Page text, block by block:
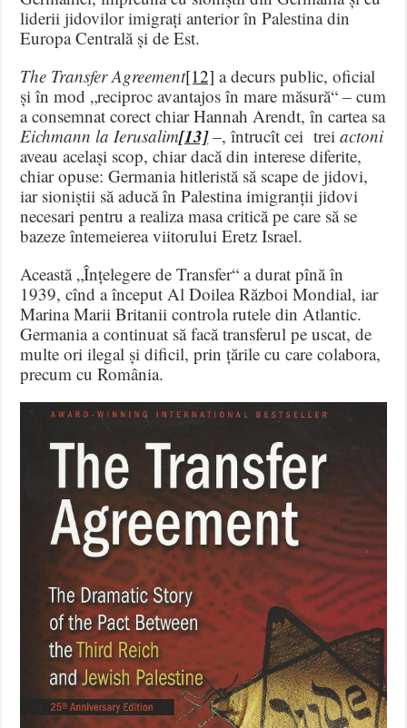
liderii jidovilor imigrați anterior în Palestina din
Europa Centrală și de Est.
The Transfer Agreement[12] a decurs public, oficial
și în mod „reciproc avantajos în mare măsură“ – cum
a consemnat corect chiar Hannah Arendt, în cartea sa
Eichmann la Ierusalim[13]–, întrucît cei treiactoni
aveau același scop, chiar dacă din interese diferite,
chiar opuse: Germania hitleristă să scape de jidovi,
iar sioniștii să aducă în Palestina imigranții jidovi
necesari pentru a realiza masa critică pe care să se
bazeze întemeierea viitorului Eretz Israel.
Această „Înțelegere de Transfer“ a durat pînă în
1939, cînd a început Al Doilea Război Mondial, iar
Marina Marii Britanii controla rutele din Atlantic.
Germania a continuat să facă transferul pe uscat, de
multe ori ilegal și dificil, prin țările cu care colabora,
precum cu România.